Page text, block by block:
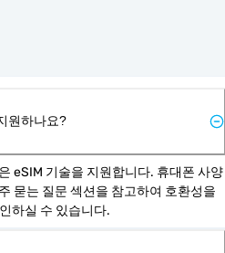
원하나요?
eSIM 기술을 지원합니다. 휴대폰 사양
묻는 질문 섹션을 참고하여 호환성을
하실 수 있습니다.